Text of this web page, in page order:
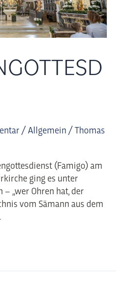
/ Allgemein /Thomas
(Famigo) am
ging es unter
„wer Ohren hat, der
vom Sämann aus dem